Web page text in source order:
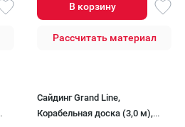
В корзину
Рассчитать материал
Сайдинг Grand Line,
Корабельная доска (3,0 м),